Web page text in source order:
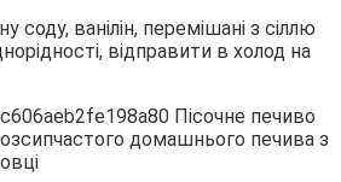
ванілін, перемішані з сіллю
відправити в холод на